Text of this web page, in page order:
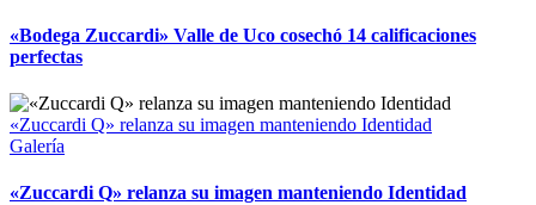
«Bodega Zuccardi» Valle de Uco cosechó 14 calificaciones
perfectas
«Zuccardi Q» relanza su imagen manteniendo Identidad
Galería
«Zuccardi Q» relanza su imagen manteniendo Identidad